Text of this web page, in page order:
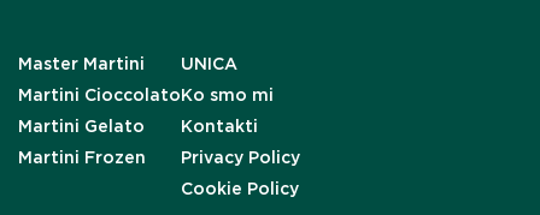
Master Martini
Martini Cioccolato
Martini Gelato
Martini Frozen
UNICA
Ko smo mi
Kontakti
Privacy Policy
Cookie Policy